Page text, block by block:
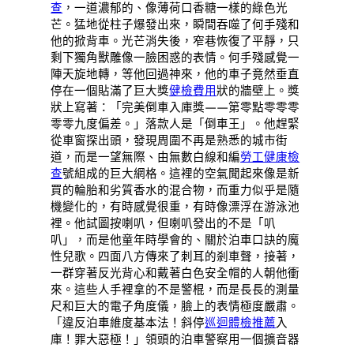
查 ，一道濃郁的、像薄荷口香糖一樣的綠色光
芒。猛地從柱子爆發出來，瞬間吞噬了何手殘和
他的掀背車。光芒消失後，窄巷恢復了平靜，只
剩下獨角獸雕像一臉困惑的表情。何手殘感覺一
陣天旋地轉，等他回過神來，他的車子竟然垂直
停在一個貼滿了巨大獎健檢費用狀的牆壁上。獎
狀上寫著：「完美倒車入庫獎——第零點零零零
零零九度偏差。」落款人是「倒車王」。他趕緊
從車窗探出頭，發現周圍不再是熟悉的城市街
道，而是一望無際、由無數白線和編勞工健康檢
查號組成的巨大網格。這裡的空氣聞起來像是新
買的輪胎和劣質香水的混合物，而重力似乎是隨
機變化的，有時感覺很重，有時像漂浮在游泳池
裡。他試圖按喇叭，但喇叭發出的不是「叭
叭」，而是他童年時學會的、關於泊車口訣的魔
性兒歌。四面八方傳來了刺耳的剎車聲，接著，
一群穿著反光背心和戴著白色安全帽的人朝他衝
來。這些人手裡拿的不是警棍，而是長長的測量
尺和巨大的電子角度儀，臉上的表情極度嚴肅。
「違反泊車維度基本法！斜停巡迴體檢推薦入
庫！罪大惡極！」領頭的泊車警察用一個擴音器